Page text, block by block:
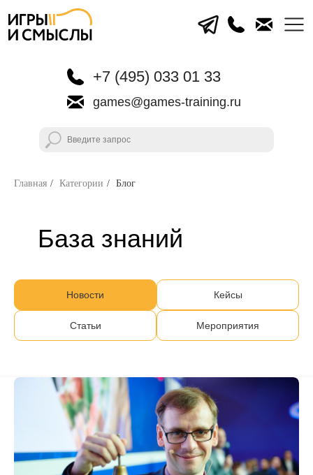
+7 (495) 033 01 33
games@games-training.ru
Главная / Категории / Блог
База знаний
Новости Кейсы
Статьи Мероприятия